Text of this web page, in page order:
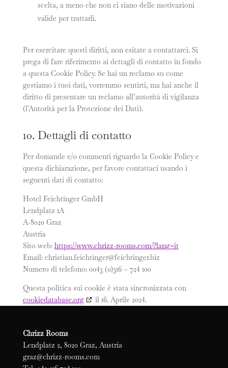
scelta, a meno che non ci siano delle motivazioni
valide per trattarli.
Per esercitare questi diritti, non esitate a contattarci. Si
prega di fare riferimento ai dettagli di contatto in fondo
a questa Cookie Policy. Se hai un reclamo su come
gestiamo i tuoi dati, vorremmo sentirti, ma hai anche il
diritto di presentare un reclamo all’autorità di vigilanza
(l’Autorità per la Protezione dei Dati).
10. Dettagli di contatto
Per domande e/o commenti riguardo la Cookie Policy e
questa dichiarazione, per favore contattaci usando i
seguenti dati di contatto:
Hotel Feichtinger GmbH
Lendplatz 1A
A-8020 Graz
Austria
Sito web: https://www.chrizz-rooms.com/?lang=it
Email: christian.feichtinger@feichtinger.biz
Numero di telefono: 0043 (0)316 – 724 100
Questa politica sui cookie è stata sincronizzata con
cookiedatabase.org
il 16. Aprile 2024.
Chrizz Rooms
Lendplatz 2, 8020 Graz, Austria
graz@chrizz-rooms.com